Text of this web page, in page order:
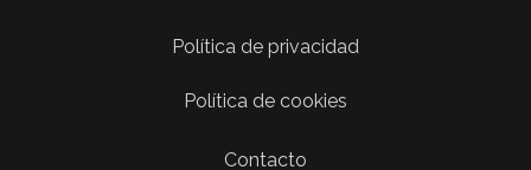
Política de privacidad
Política de cookies
Contacto